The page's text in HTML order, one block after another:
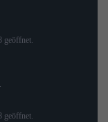
geöffnet.
geöffnet.